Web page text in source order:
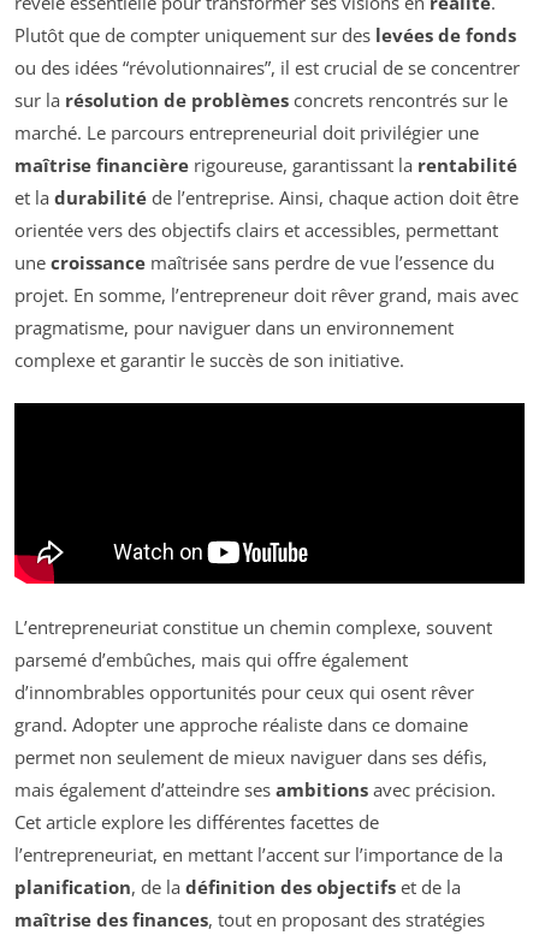
Plutôt que de compter uniquement sur des levées de fonds
ou des idées “révolutionnaires”, il est crucial de se concentrer
sur la résolution de problèmes concrets rencontrés sur le
marché. Le parcours entrepreneurial doit privilégier une
maîtrise financière rigoureuse, garantissant la rentabilité
et la durabilité de l’entreprise. Ainsi, chaque action doit être
orientée vers des objectifs clairs et accessibles, permettant
une croissance maîtrisée sans perdre de vue l’essence du
projet. En somme, l’entrepreneur doit rêver grand, mais avec
pragmatisme, pour naviguer dans un environnement
complexe et garantir le succès de son initiative.
L’entrepreneuriat constitue un chemin complexe, souvent
parsemé d’embûches, mais qui offre également
d’innombrables opportunités pour ceux qui osent rêver
grand. Adopter une approche réaliste dans ce domaine
permet non seulement de mieux naviguer dans ses défis,
mais également d’atteindre ses ambitions avec précision.
Cet article explore les différentes facettes de
l’entrepreneuriat, en mettant l’accent sur l’importance de la
planification, de la définition des objectifs et de la
maîtrise des finances, tout en proposant des stratégies